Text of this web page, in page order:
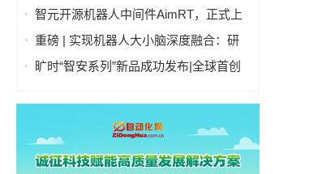
阵容
过AQG-324认证
智元开源机器人中间件AimRT，正式上
线！
重磅 | 实现机器人大小脑深度融合：研
华科技与国讯芯微联合发布Thor平台具
旷时“智安系列”新品成功发布|全球首创